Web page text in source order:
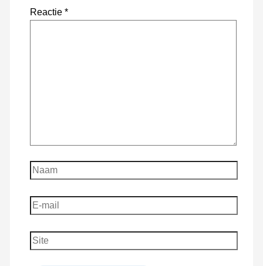
Reactie *
Naam
E-
mail
Site